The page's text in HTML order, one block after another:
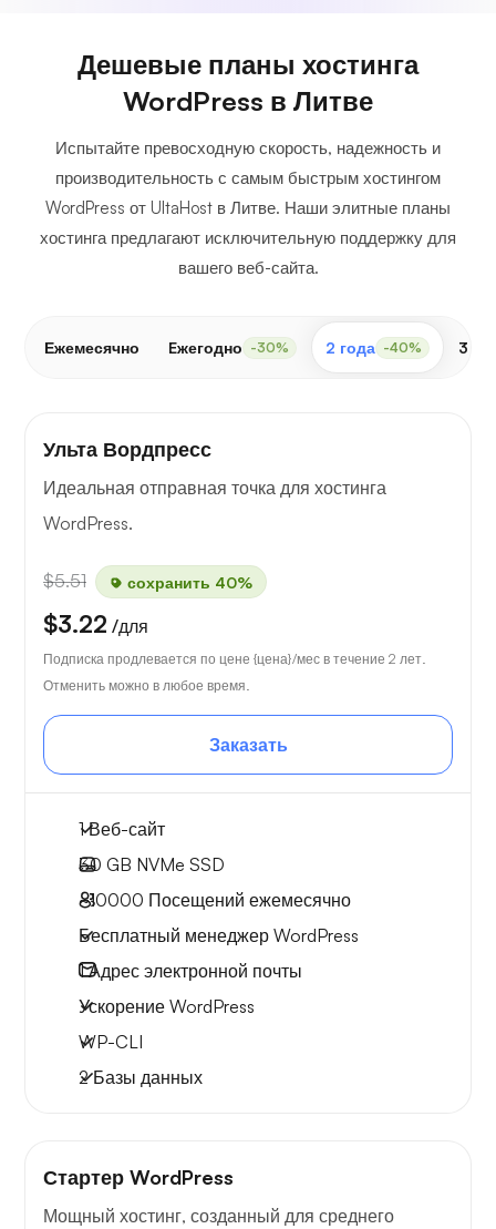
Дешевые планы хостинга
WordPress в Литве
Испытайте превосходную скорость, надежность и
производительность с самым быстрым хостингом
WordPress от UltaHost в Литве. Наши элитные планы
хостинга предлагают исключительную поддержку для
вашего веб-сайта.
Ежемесячно Eжегодно -30% 2 года -40% 3
Ульта Вордпресс
Идеальная отправная точка для хостинга
WordPress.
$5.51 сохранить 40%
$3.22 /для
Подписка продлевается по цене {цена}/мес в течение 2 лет.
Отменить можно в любое время.
Заказать
1 Веб-сайт
30 GB NVMe SSD
~10000 Посещений ежемесячно
Бесплатный менеджер WordPress
1Адрес электронной почты
Ускорение WordPress
WP-CLI
2 Базы данных
Стартер WordPress
Мощный хостинг, созданный для среднего